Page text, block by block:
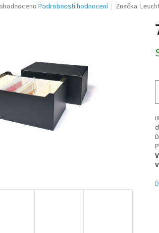
Podrobnosti hodnocení Značka: